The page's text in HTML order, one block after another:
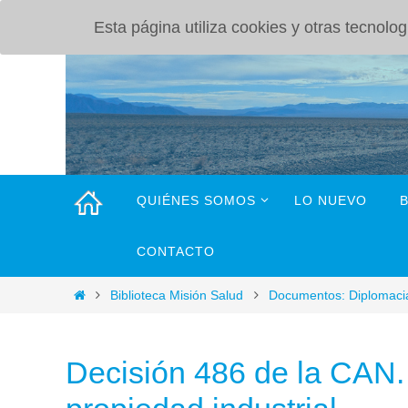
INICIOQUIÉNES SOMOS LO NUEVO
CONTACTO
Biblioteca Misión Salud Documentos:
Decisión 486 de la
Esta página utiliza cookies y otras